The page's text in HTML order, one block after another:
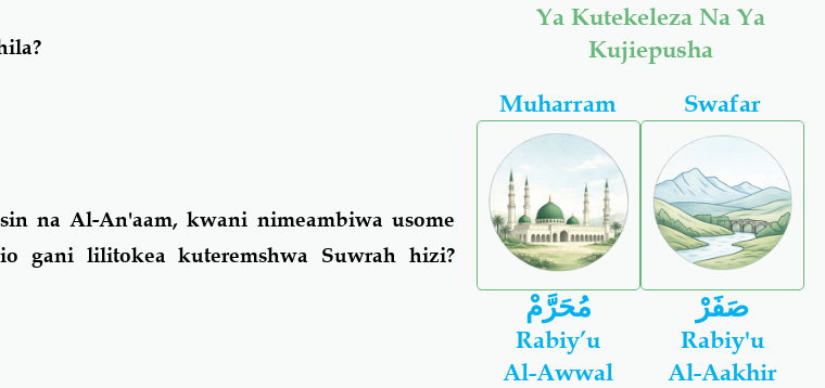
na Al-An'aam, kwani nimeambiwa usome
gani lilitokea kuteremshwa Suwrah hizi?
Ya Kutekeleza Na Ya
Kujiepusha
Muharram
مُحَرَّمْ
Swafar
صَفَرْ
Rabiy’u
Al-Awwal
Rabiy'u
Al-Aakhir